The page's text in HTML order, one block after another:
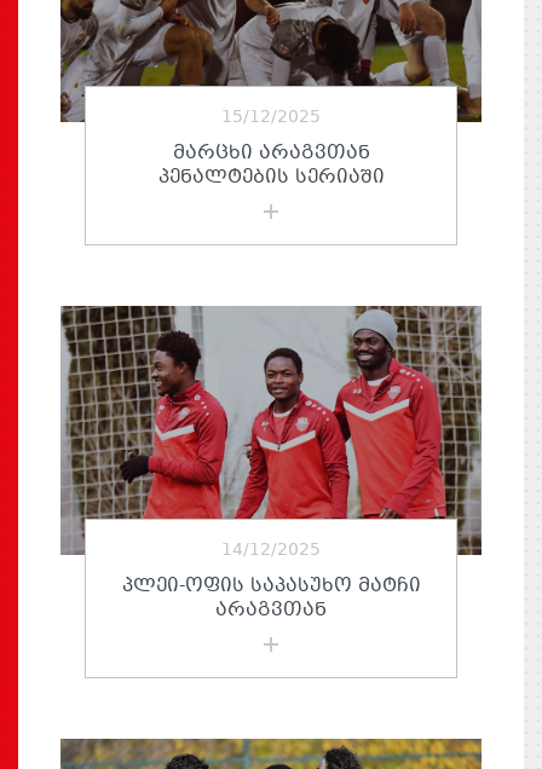
15/12/2025
ᲛᲐᲠᲪᲮᲘ ᲐᲠᲐᲒᲕᲗᲐᲜ
ᲞᲔᲜᲐᲚᲢᲔᲑᲘᲡ ᲡᲔᲠᲘᲐᲨᲘ
14/12/2025
ᲞᲚᲔᲘ-ᲝᲤᲘᲡ ᲡᲐᲞᲐᲡᲣᲮᲝ ᲛᲐᲢᲩᲘ
ᲐᲠᲐᲒᲕᲗᲐᲜ